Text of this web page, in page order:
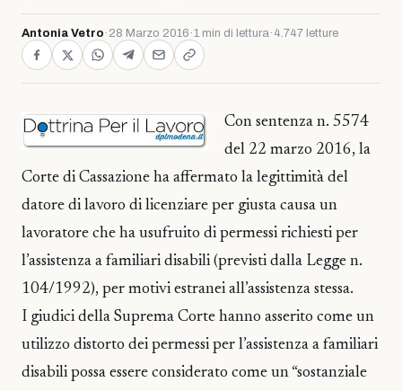
Antonia Vetro · 28 Marzo 2016 ·1 min di lettura· 4.747 letture
Con sentenza n. 5574
del 22 marzo 2016, la
Corte di Cassazione ha affermato la legittimità del
datore di lavoro di licenziare per giusta causa un
lavoratore che ha usufruito di permessi richiesti per
l’assistenza a familiari disabili (previsti dalla Legge n.
104/1992), per motivi estranei all’assistenza stessa.
I giudici della Suprema Corte hanno asserito come un
utilizzo distorto dei permessi per l’assistenza a familiari
disabili possa essere considerato come un “sostanziale